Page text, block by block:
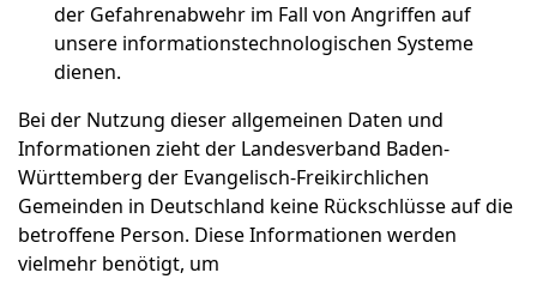
der Gefahrenabwehr im Fall von Angriffen auf
unsere informationstechnologischen Systeme
dienen.
Bei der Nutzung dieser allgemeinen Daten und
Informationen zieht der Landesverband Baden-
Württemberg der Evangelisch-Freikirchlichen
Gemeinden in Deutschland keine Rückschlüsse auf die
betroffene Person. Diese Informationen werden
vielmehr benötigt, um